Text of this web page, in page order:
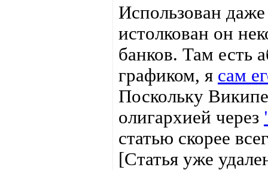
Использован
истолкован он
банков. Там есть
графиком, я сам
Поскольку
олигархией через
статью скорее
[Статья уже